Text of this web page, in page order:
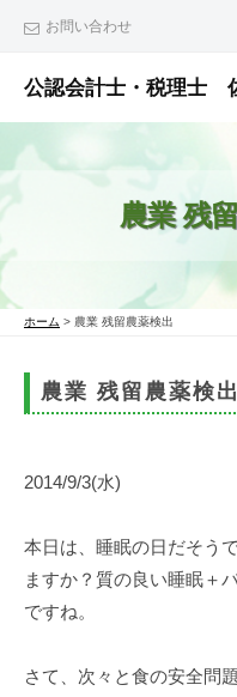
へ
ス
ッ
プ
お問い合わせ
公認会計士・税理士
公
認
理
佐
宏
事
務
農業 残
ホーム > 農業 残留農薬検出
農業 残留農薬検出
2014/9/3(水)
本日は、睡眠の日だそう
ますか？質の良い睡眠＋
ですね。
さて、次々と食の安全問